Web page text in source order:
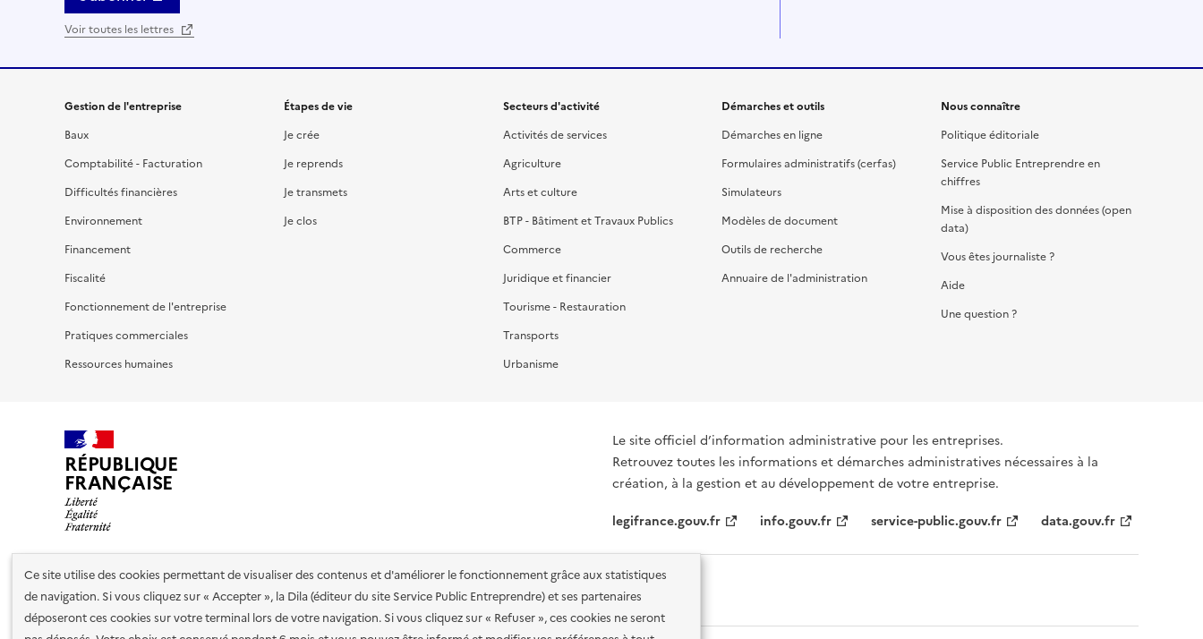
Ce site utilise des cookies permettant de visualiser des contenus et d'améliorer le fonctionnement grâce aux statistiques
de navigation. Si vous cliquez sur « Accepter », la Dila (éditeur du site Service Public Entreprendre) et ses partenaires
déposeront ces cookies sur votre terminal lors de votre navigation. Si vous cliquez sur « Refuser », ces cookies ne seront
Voir toutes les lettres
Gestion de l'entreprise
Baux
Comptabilité - Facturation
Difficultés financières
Environnement
Financement
Fiscalité
Fonctionnement de l'entreprise
Pratiques commerciales
Ressources humaines
Étapes de vie
Je crée
Je reprends
Je transmets
Je clos
Secteurs d'activité
Activités de services
Agriculture
Arts et culture
BTP - Bâtiment et Travaux Publics
Commerce
Juridique et financier
Tourisme - Restauration
Transports
Urbanisme
Démarches et outils
Démarches en ligne
Formulaires administratifs (cerfas)
Simulateurs
Modèles de document
Outils de recherche
Annuaire de l'administration
Nous connaître
Politique éditoriale
Service Public Entreprendre en
chiffres
Mise à disposition des données (open
data)
Vous êtes journaliste ?
Aide
Une question ?
RÉPUBLIQUE
FRANÇAISE
Le site officiel d’information administrative pour les entreprises.
Retrouvez toutes les informations et démarches administratives nécessaires à la
création, à la gestion et au développement de votre entreprise.
legifrance.gouv.fr
info.gouv.fr service-public.gouv.fr data.gouv.fr
Nos partenaires